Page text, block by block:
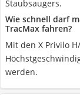
Staubsaugers.
Wie schnell darf
TracMax fahren?
Mit den X Privilo
werden.